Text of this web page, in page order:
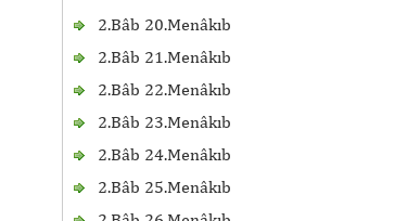
2.Bâb 20.Menâkıb
2.Bâb 21.Menâkıb
2.Bâb 22.Menâkıb
2.Bâb 23.Menâkıb
2.Bâb 24.Menâkıb
2.Bâb 25.Menâkıb